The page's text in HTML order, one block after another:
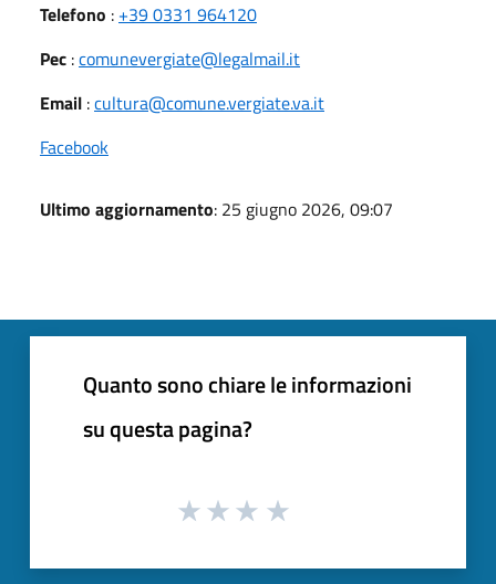
Telefono : +39 0331 964120
Pec :comunevergiate@legalmail.it
Email :cultura@comune.vergiate.va.it
Facebook
Ultimo aggiornamento: 25 giugno 2026, 09:07
Quanto sono chiare le informazioni
su questa pagina?